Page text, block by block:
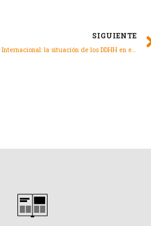
SIGUIENTE
Informe 20/21 Amnistía Internacional: la situación de los DDHH en el mundo